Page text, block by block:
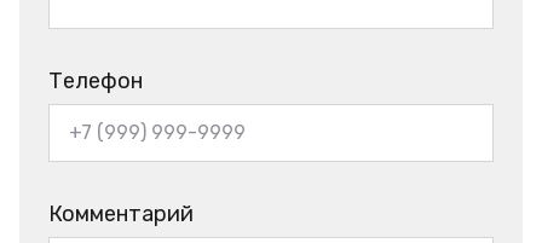
Телефон
Комментарий